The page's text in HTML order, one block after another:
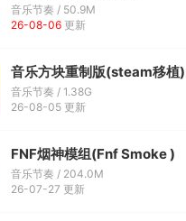
音乐节奏 / 50.9M
26-08-06 更新
音乐方块重制版(steam移植)
音乐节奏 / 1.38G
26-08-05 更新
FNF烟神模组(Fnf Smoke )
音乐节奏 / 204.0M
26-07-27 更新